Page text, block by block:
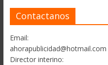
Contactanos
Email:
Director interino: